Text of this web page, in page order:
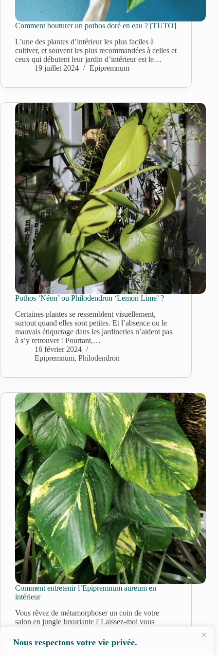
Nous respectons votre vie privée.
Comment bouturer un pothos doré en eau ? [TUTO]
L’une des plantes d’intérieur les plus faciles à
cultiver, et souvent les plus recommandées à celles et
ceux qui débutent leur jardin d’intérieur est le…
19 juillet 2024
Epipremnum
Pothos ‘Néon’ ou Philodendron ‘Lemon Lime’ ?
Certaines plantes se ressemblent visuellement,
surtout quand elles sont petites. Et l’absence ou le
mauvais étiquetage dans les jardineries n’aident pas
à s’y retrouver ! Pourtant,…
16 février 2024
Epipremnum, Philodendron
Comment entretenir l’Epipremnum aureum en
intérieur
Vous rêvez de métamorphoser un coin de votre
salon en jungle luxuriante ? Laissez-moi vous
d’intérieur : le pothos…
22 décembre 2023
Epipremnum